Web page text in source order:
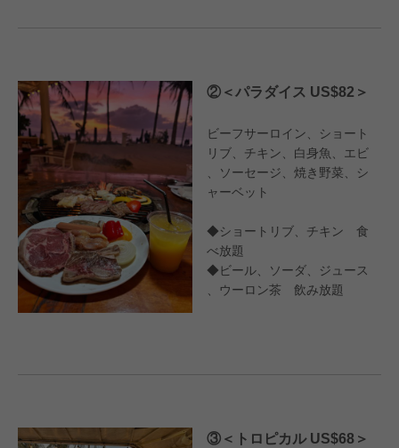
②＜パラダイス US$82＞
ビーフサーロイン、ショート
リブ、チキン、白身魚、エビ
、ソーセージ、焼き野菜、シ
ャーベット
◆ショートリブ、チキン 食
べ放題
◆ビール、ソーダ、ジュース
、ウーロン茶 飲み放題
③＜トロピカル US$68＞